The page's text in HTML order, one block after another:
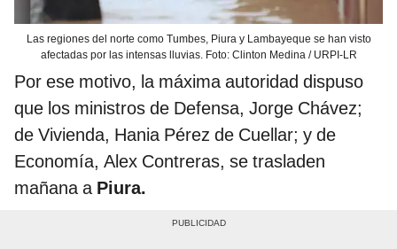
Las regiones del norte como Tumbes, Piura y Lambayeque se han visto
afectadas por las intensas lluvias. Foto: Clinton Medina / URPI-LR
Por ese motivo, la máxima autoridad dispuso
que los ministros de Defensa, Jorge Chávez;
de Vivienda, Hania Pérez de Cuellar; y de
Economía, Alex Contreras, se trasladen
mañana a Piura.